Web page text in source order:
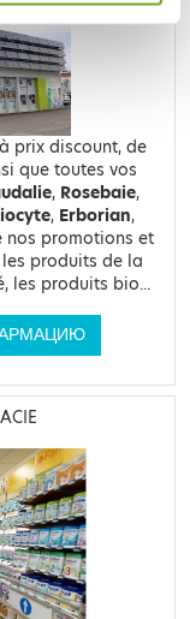
à prix discount, de
que toutes vos
, Rosebaie,
, Erborian,
nos promotions et
produits de la
les produits bio...